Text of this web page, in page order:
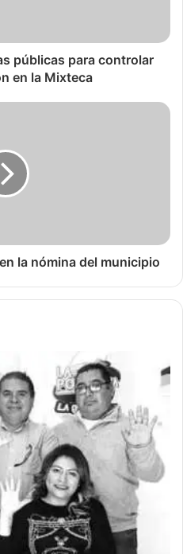
públicas para controlar
en la Mixteca
la nómina del municipio